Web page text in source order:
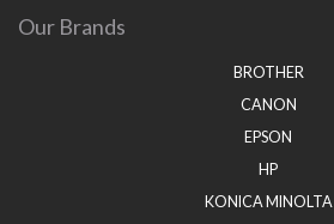
Our Brands
BROTHER
CANON
EPSON
HP
KONICA MINOLTA